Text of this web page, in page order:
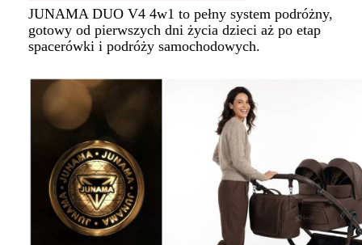
JUNAMA DUO V4 4w1 to pełny system podróżny,
gotowy od pierwszych dni życia dzieci aż po etap
spacerówki i podróży samochodowych.